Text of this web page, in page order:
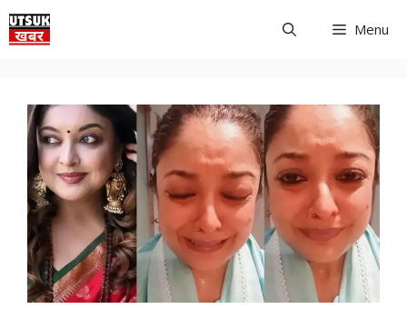
Skip
to
Menu